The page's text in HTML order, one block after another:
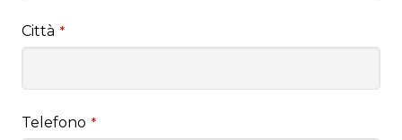
Città *
Telefono *